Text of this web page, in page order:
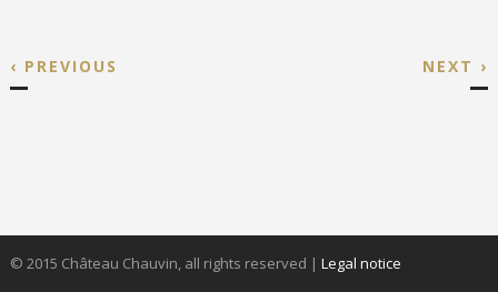
‹ PREVIOUS NEXT ›
© 2015 Château Chauvin, all rights reserved | Legal notice